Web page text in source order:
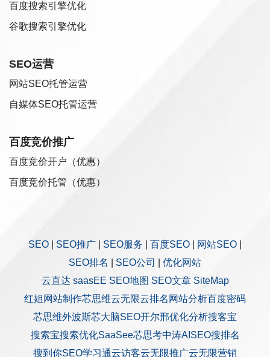
百度搜索引擎优化
谷歌搜索引擎优化
SEO运营
网站SEO托管运营
自媒体SEO托管运营
百度竞价推广
百度竞价开户（优惠）
百度竞价托管（优惠）
SEO SEO推广 SEO服务 百度SEO 网站SEO
SEO排名
SEO公司
优化网站
云直达 saasEE SEO地图 SEO文章 SiteMap
红姐网站制作芯思维云无限云排名 网站分析百度密码
芯思维外波斯芯大脑SEO开尔邢优化分析搜客宝
搜索宝搜索优化SaaSee芯思考中涛AISEO搜排名
搜到你SEO学习通云访客云无限推广云无限营销